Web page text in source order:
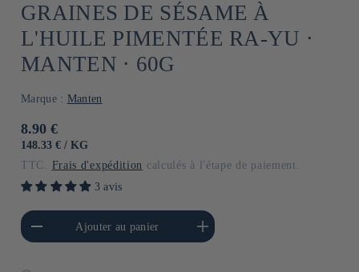
GRAINES DE SÉSAME À
L'HUILE PIMENTÉE RA-YU ⋅
MANTEN ⋅ 60G
Marque : Manten
Prix
habituel
8.90 €
PRIX
148.33 € / PAR
KG
TTC. Frais d'expédition calculés à l'étape de paiement.
3 avis
quantité de Default
Title
Ajouter au panier
Augmenter la quantité de
Default Title